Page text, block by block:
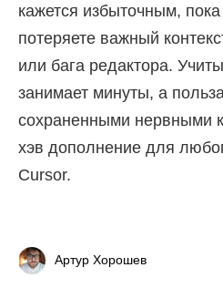
кажется избыточным,
потеряете важный
или бага редактора.
занимает минуты, а
сохраненными нервными
хэв дополнение для
Cursor.
Артур Хорошев